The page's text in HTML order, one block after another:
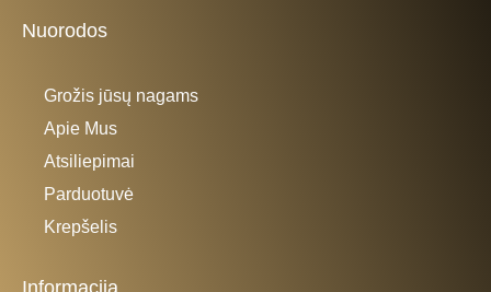
Nuorodos
Grožis jūsų nagams
Apie Mus
Atsiliepimai
Parduotuvė
Krepšelis
Informacija